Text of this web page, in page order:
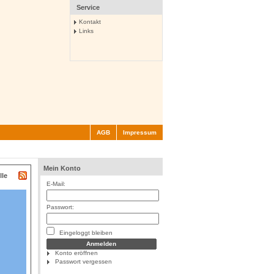
Service
Kontakt
Links
AGB Impressum
Mein Konto
E-Mail:
Passwort:
Eingeloggt bleiben
Konto eröffnen
Passwort vergessen